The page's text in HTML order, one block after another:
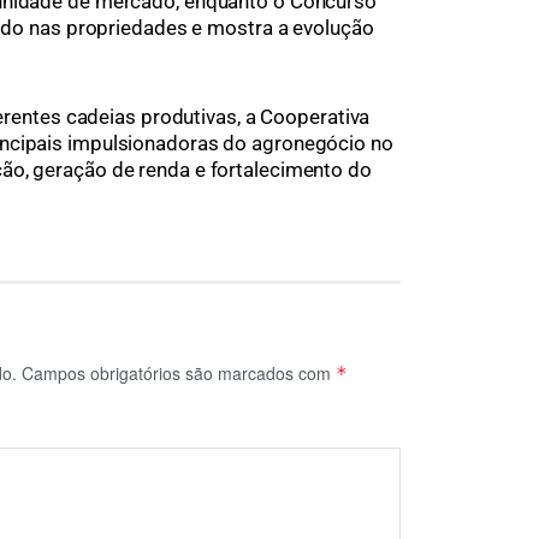
nas propriedades e mostra a evolução
cadeias produtivas, a Cooperativa
impulsionadoras do agronegócio no
geração de renda e fortalecimento do
Campos obrigatórios são marcados com *